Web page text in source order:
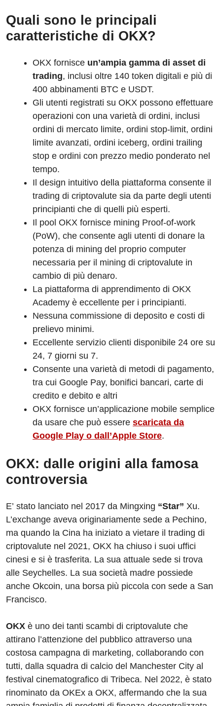
Quali sono le principali
caratteristiche di OKX?
OKX fornisce un’ampia gamma di asset di
trading, inclusi oltre 140 token digitali e più di
400 abbinamenti BTC e USDT.
Gli utenti registrati su OKX possono effettuare
operazioni con una varietà di ordini, inclusi
ordini di mercato limite, ordini stop-limit, ordini
limite avanzati, ordini iceberg, ordini trailing
stop e ordini con prezzo medio ponderato nel
tempo.
Il design intuitivo della piattaforma consente il
trading di criptovalute sia da parte degli utenti
principianti che di quelli più esperti.
Il pool OKX fornisce mining Proof-of-work
(PoW), che consente agli utenti di donare la
potenza di mining del proprio computer
necessaria per il mining di criptovalute in
cambio di più denaro.
La piattaforma di apprendimento di OKX
Academy è eccellente per i principianti.
Nessuna commissione di deposito e costi di
prelievo minimi.
Eccellente servizio clienti disponibile 24 ore su
24, 7 giorni su 7.
Consente una varietà di metodi di pagamento,
tra cui Google Pay, bonifici bancari, carte di
credito e debito e altri
OKX fornisce un’applicazione mobile semplice
da usare che può essere scaricata da
Google Play o dall’Apple Store.
OKX: dalle origini alla famosa
controversia
E’ stato lanciato nel 2017 da Mingxing “Star” Xu.
L’exchange aveva originariamente sede a Pechino,
ma quando la Cina ha iniziato a vietare il trading di
criptovalute nel 2021, OKX ha chiuso i suoi uffici
cinesi e si è trasferita. La sua attuale sede si trova
alle Seychelles. La sua società madre possiede
anche Okcoin, una borsa più piccola con sede a San
Francisco.
OKX è uno dei tanti scambi di criptovalute che
attirano l’attenzione del pubblico attraverso una
costosa campagna di marketing, collaborando con
tutti, dalla squadra di calcio del Manchester City al
festival cinematografico di Tribeca. Nel 2022, è stato
rinominato da OKEx a OKX, affermando che la sua